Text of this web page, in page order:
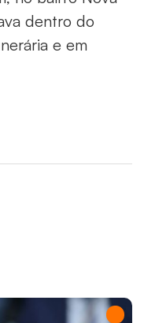
dentro do
e em